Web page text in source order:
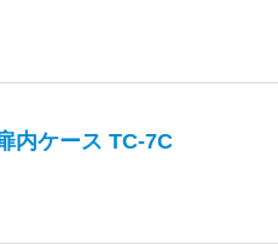
内ケース TC-7C